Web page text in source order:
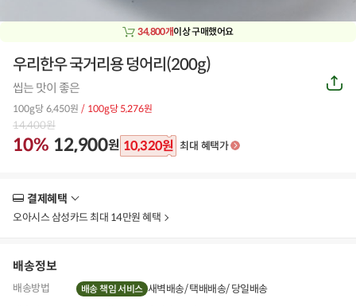
34,800개이상 구매했어요
우리한우 국거리용 덩어리(200g)
씹는 맛이 좋은
100g당 6,450원 / 100g당 5,276원
14,400원
10% 12,900원 10,320원 최대 혜택가
공
유
결제혜택
보
오아시스 삼성카드 최대 14만원 혜택
배송정보
배송방법 배송 책임 서비스 새벽배송 택배배송 당일배송